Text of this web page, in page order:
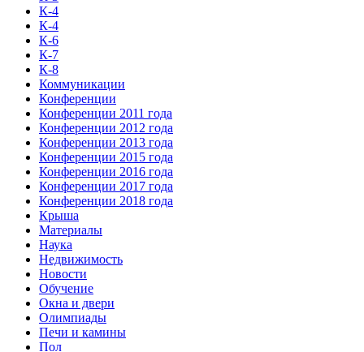
К-4
К-4
К-6
К-7
К-8
Коммуникации
Конференции
Конференции 2011 года
Конференции 2012 года
Конференции 2013 года
Конференции 2015 года
Конференции 2016 года
Конференции 2017 года
Конференции 2018 года
Крыша
Материалы
Наука
Недвижимость
Новости
Обучение
Окна и двери
Олимпиады
Печи и камины
Пол